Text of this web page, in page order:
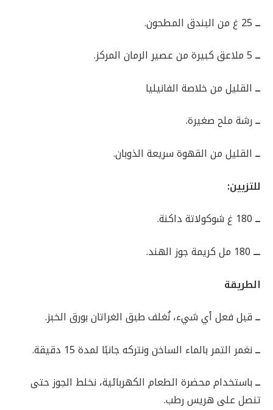
ــ
ــ
ــ القليل من خلاصة الفانيليا
ــرشة ملح صغيرة.
ــ القليل من القهوة سريعة الذوبان.
للتزيين:
ــ
ـــ
الطريقة
ــقبل فعل أي شيء، نُغلف طبق الغراتان بورق الخبز.
ــنغمر التمر بالماء الساخن ونتركه جانبًا لمدة 15 دقيقة.
ــباستخدام محضرة الطعام الكهربائية، نخلط الجوز حتى
تنصل على هريس رطب.